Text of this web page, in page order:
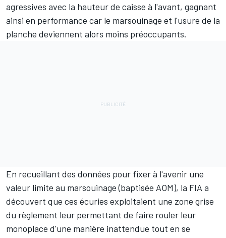
agressives avec la hauteur de caisse à l'avant, gagnant
ainsi en performance car le marsouinage et l'usure de la
planche deviennent alors moins préoccupants.
En recueillant des données pour fixer à l'avenir une
valeur limite au marsouinage (baptisée AOM), la FIA a
découvert que ces écuries exploitaient une zone grise
du règlement leur permettant de faire rouler leur
monoplace d'une manière inattendue tout en se